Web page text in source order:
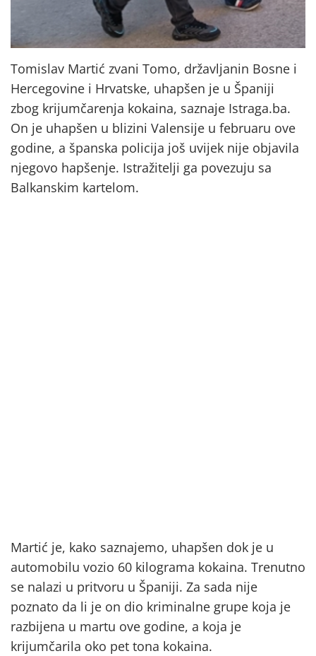
Tomislav Martić zvani Tomo, državljanin Bosne i
Hercegovine i Hrvatske, uhapšen je u Španiji
zbog krijumčarenja kokaina, saznaje Istraga.ba.
On je uhapšen u blizini Valensije u februaru ove
godine, a španska policija još uvijek nije objavila
njegovo hapšenje. Istražitelji ga povezuju sa
Balkanskim kartelom.
Martić je, kako saznajemo, uhapšen dok je u
automobilu vozio 60 kilograma kokaina. Trenutno
se nalazi u pritvoru u Španiji. Za sada nije
poznato da li je on dio kriminalne grupe koja je
razbijena u martu ove godine, a koja je
krijumčarila oko pet tona kokaina.